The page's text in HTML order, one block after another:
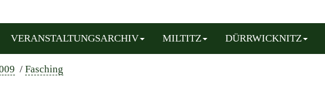
VERANSTALTUNGSARCHIV MILTITZ DÜRRWICKNITZ
/ Fasching